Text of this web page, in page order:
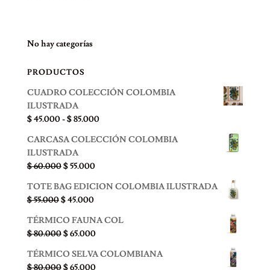
$ 25.000.
No hay categorías
PRODUCTOS
CUADRO COLECCIÓN COLOMBIA
ILUSTRADA
$45.000-$85.000Rango
precios:
hasta
CARCASA COLECCIÓN COLOMBIA
ILUSTRADA
$60.000El
original
era:
$ 60.000.
$55.000El
actual
$ 55.000.
TOTE BAG EDICION COLOMBIA ILUSTRADA
$55.000El
original
era:
$ 55.000.
$45.000El
actual
es:
$ 45.000.
TÉRMICO FAUNA COL
$80.000El
original
$65.000El
actual
TÉRMICO SELVA COLOMBIANA
$80.000El
$65.000El